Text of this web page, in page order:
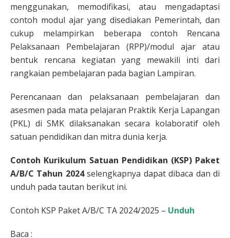
menggunakan, memodifikasi, atau mengadaptasi
contoh modul ajar yang disediakan Pemerintah, dan
cukup melampirkan beberapa contoh Rencana
Pelaksanaan Pembelajaran (RPP)/modul ajar atau
bentuk rencana kegiatan yang mewakili inti dari
rangkaian pembelajaran pada bagian Lampiran.
Perencanaan dan pelaksanaan pembelajaran dan
asesmen pada mata pelajaran Praktik Kerja Lapangan
(PKL) di SMK dilaksanakan secara kolaboratif oleh
satuan pendidikan dan mitra dunia kerja.
Contoh Kurikulum Satuan Pendidikan (KSP) Paket
A/B/C Tahun 2024selengkapnya dapat dibaca dan di
unduh pada tautan berikut ini.
Contoh KSP Paket A/B/C TA 2024/2025 – Unduh
Baca :